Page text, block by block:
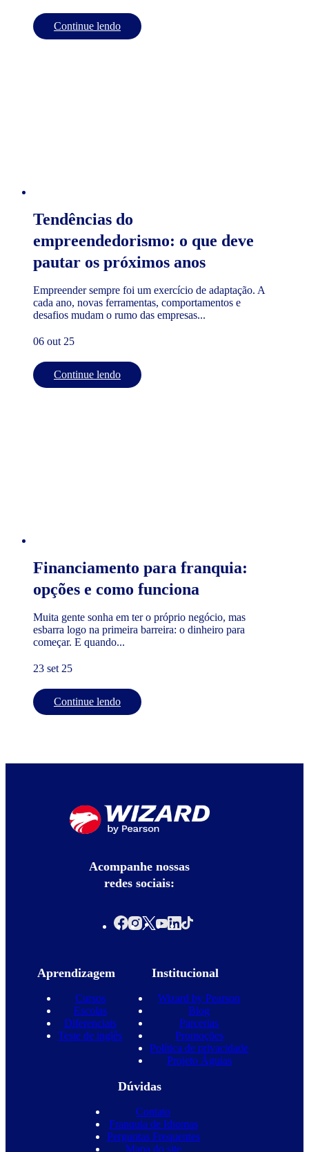
Continue lendo
Tendências do
empreendedorismo: o que deve
pautar os próximos anos
Empreender sempre foi um exercício de adaptação. A
cada ano, novas ferramentas, comportamentos e
desafios mudam o rumo das empresas...
06 out 25
Continue lendo
Financiamento para franquia:
opções e como funciona
Muita gente sonha em ter o próprio negócio, mas
esbarra logo na primeira barreira: o dinheiro para
começar. E quando...
23 set 25
Continue lendo
Acompanhe nossas
redes sociais:
Aprendizagem
Cursos
Escolas
Diferenciais
Teste de inglês
Institucional
Wizard by Pearson
Blog
Parcerias
Promoções
Política de privacidade
Projeto Águias
Dúvidas
Contato
Franquia de Idiomas
Perguntas Frequentes
Mapa do site